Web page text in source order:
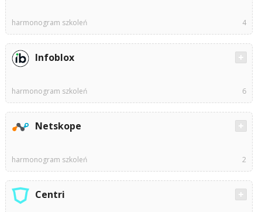
harmonogram szkoleń 4
Infoblox
harmonogram szkoleń 6
Netskope
harmonogram szkoleń 2
Centri